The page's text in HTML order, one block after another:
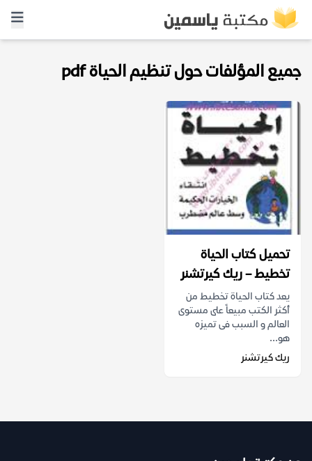
جميع المؤلفات حول تنظيم الحياة pdf
تحميل كتاب الحياة
تخطيط – ريك كيرتشنر
يعد كتاب الحياة تخطيط من
أكثر الكتب مبيعاً على مستوى
العالم و السبب فى تميزه
هو...
ريك كيرتشنر